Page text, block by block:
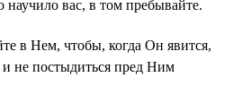
вас, в том пребывайте.
в Нем, чтобы, когда Он явится,
не постыдиться пред Ним